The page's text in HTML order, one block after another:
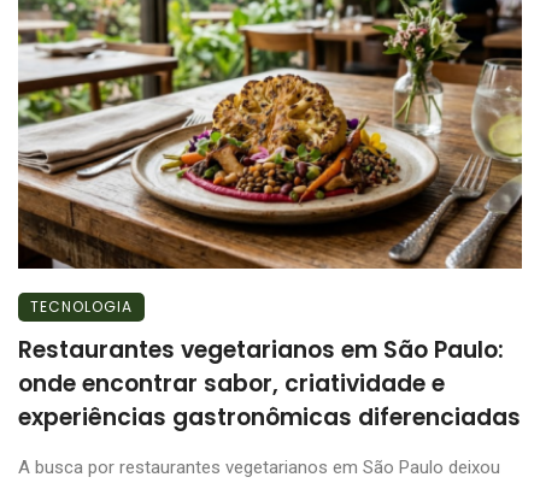
TECNOLOGIA
Restaurantes vegetarianos em São Paulo:
onde encontrar sabor, criatividade e
experiências gastronômicas diferenciadas
A busca por restaurantes vegetarianos em São Paulo deixou